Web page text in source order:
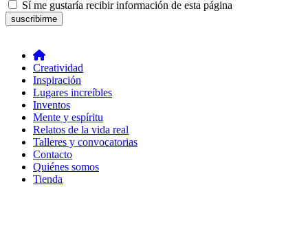
Sí me gustaría recibir información de esta página
suscribirme
Creatividad
Inspiración
Lugares increíbles
Inventos
Mente y espíritu
Relatos de la vida real
Talleres y convocatorias
Contacto
Quiénes somos
Tienda